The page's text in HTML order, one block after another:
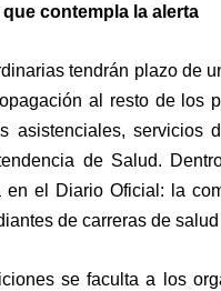
contempla la alerta
tendrán plazo de
al resto de los
asistenciales, servicios
de Salud.
el Diario Oficial: la
de carreras de
se faculta a los